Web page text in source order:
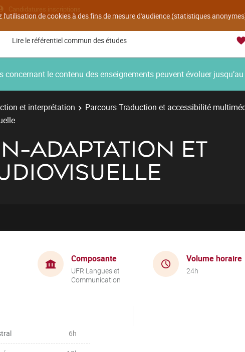
de cookies à des fins de mesure d'audience (statistiques
Candidatures inscriptions
Lire le référentiel commun des études
le contenu des enseignements peuvent évoluer
et interprétation
Parcours Traduction et accessibilité
ADAPTATION ET
Composante
UFR Langues et
Communication
Volume horaire
24h
6h